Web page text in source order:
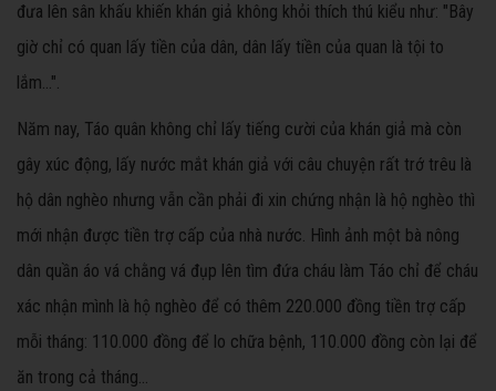
đưa lên sân khấu khiến khán giả không khỏi thích thú kiểu như: "Bây
giờ chỉ có quan lấy tiền của dân, dân lấy tiền của quan là tội to
lắm…".
Năm nay, Táo quân không chỉ lấy tiếng cười của khán giả mà còn
gây xúc động, lấy nước mắt khán giả với câu chuyện rất trớ trêu là
hộ dân nghèo nhưng vẫn cần phải đi xin chứng nhận là hộ nghèo thì
mới nhận được tiền trợ cấp của nhà nước. Hình ảnh một bà nông
dân quần áo vá chằng vá đụp lên tìm đứa cháu làm Táo chỉ để cháu
xác nhận mình là hộ nghèo để có thêm 220.000 đồng tiền trợ cấp
mỗi tháng: 110.000 đồng để lo chữa bệnh, 110.000 đồng còn lại để
ăn trong cả tháng…